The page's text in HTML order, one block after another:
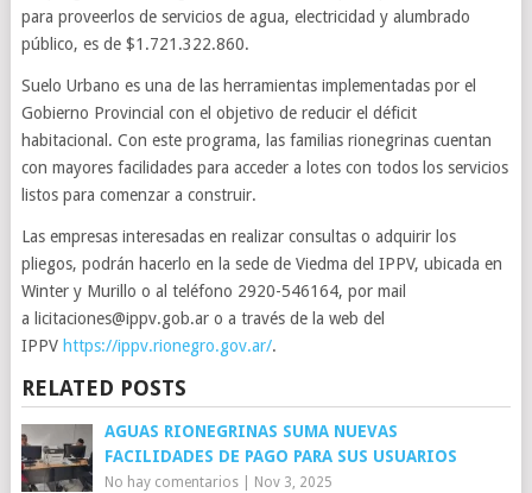
para proveerlos de servicios de agua, electricidad y alumbrado
público, es de $1.721.322.860.
Suelo Urbano es una de las herramientas implementadas por el
Gobierno Provincial con el objetivo de reducir el déficit
habitacional. Con este programa, las familias rionegrinas cuentan
con mayores facilidades para acceder a lotes con todos los servicios
listos para comenzar a construir.
Las empresas interesadas en realizar consultas o adquirir los
pliegos, podrán hacerlo en la sede de Viedma del IPPV, ubicada en
Winter y Murillo o al teléfono 2920-546164, por mail
a licitaciones@ippv.gob.ar o a través de la web del
IPPV https://ippv.rionegro.gov.ar/.
RELATED POSTS
AGUAS RIONEGRINAS SUMA NUEVAS
FACILIDADES DE PAGO PARA SUS USUARIOS
No hay comentarios| Nov 3, 2025